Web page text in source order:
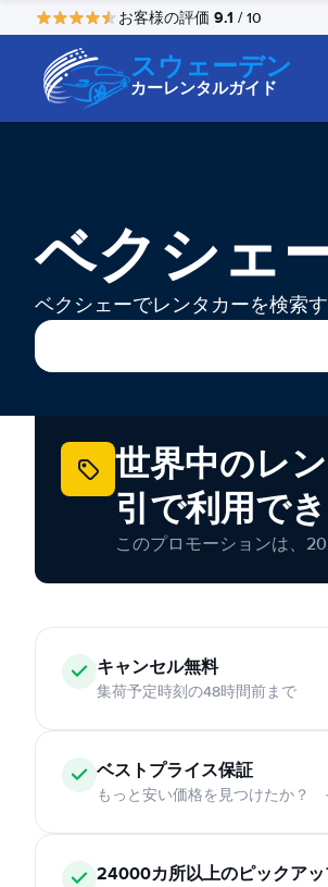
お客様の評価 9.1 / 10
スウェーデン
カーレンタルガイド
ベクシェ
ベクシェーでレンタカーを検索
世界中のレ
引で利用でき
このプロモーションは、
キャンセル無料
集荷予定時刻の48時間前まで
ベストプライス保証
もっと安い価格を見つけたか？
24000カ所以上のピックア